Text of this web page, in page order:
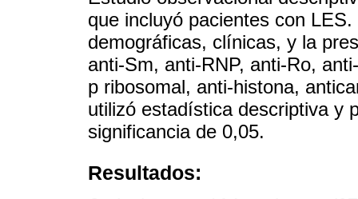
que incluyó pacientes con
demográficas, clínicas, y la
anti-Sm, anti-RNP, anti-Ro,
p ribosomal, anti-histona,
utilizó estadística descriptiva y
significancia de 0,05.
Resultados: